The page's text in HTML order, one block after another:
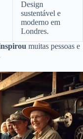
Design
sustentável e
moderno em
Londres.
muitas pessoas e